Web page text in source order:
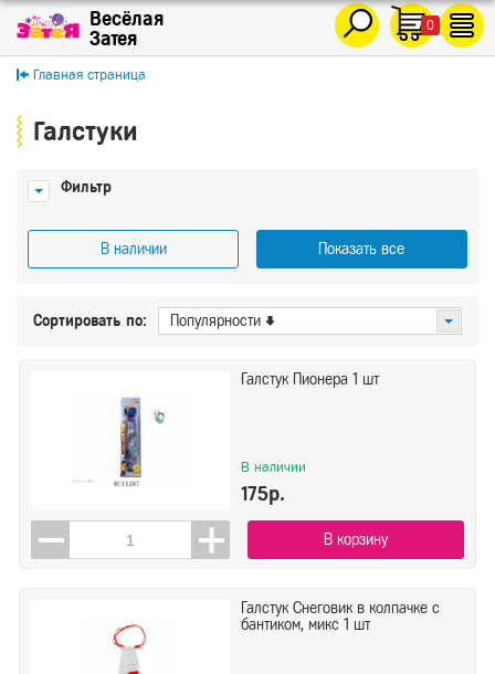
0
Главная страница
Галстуки
Фильтр
В наличии Показать все
Показать
Сортировать по: Популярности
Галстук Пионера 1 шт
В наличии
175р.
В корзину
Галстук Снеговик в колпачке с
бантиком, микс 1 шт